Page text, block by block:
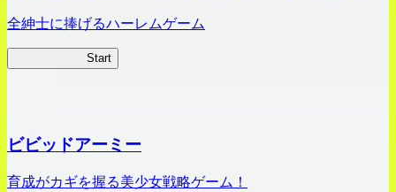
全紳士に捧げるハーレムゲーム
Start
ビビッドアーミー
育成がカギを握る美少女戦略ゲーム！